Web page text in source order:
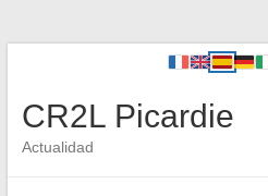
CR2L Picardie
Actualidad